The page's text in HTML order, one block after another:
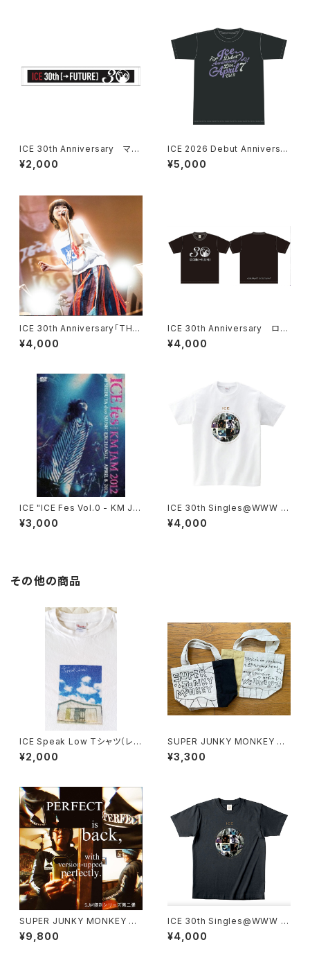
ICE 30th Anniversary マフ
ラータオル ＊ステッカー付き！
¥2,000
ICE 2026 Debut Anniversar
y Live “April 7” Tシャツ
¥5,000
ICE 30th Anniversary「THIS
IS ICE」Tシャツ ＊ステッカー付
き！
¥4,000
ICE 30th Anniversary ロゴ
Tシャツ ＊ステッカー付き！
¥4,000
ICE "ICE Fes Vol.0 - KM JA
M 2012" DVD
¥3,000
ICE 30th Singles@WWW T
シャツ（白）
¥4,000
その他の商品
ICE Speak Low Tシャツ（レデ
ィーズ） ＊ステッカー付き！
¥2,000
SUPER JUNKY MONKEY ミ
ニ・トートバッグ（かわいしのぶ手
描き）
¥3,300
SUPER JUNKY MONKEY PE
RFECT-Hoodie 復刻版(repri
nt) Zip-up version
¥9,800
ICE 30th Singles@WWW T
シャツ（黒）
¥4,000